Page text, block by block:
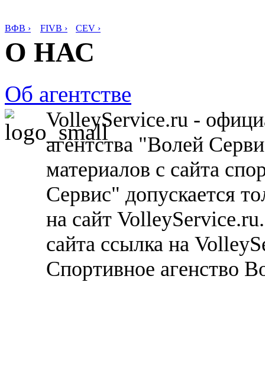
ВФВ › FIVB › CEV ›
О НАС
Об агентстве
VolleyService.ru -
агентства "Волей
материалов с сайта
Сервис" допускается
на сайт
сайта ссылка на
Спортивное агенство